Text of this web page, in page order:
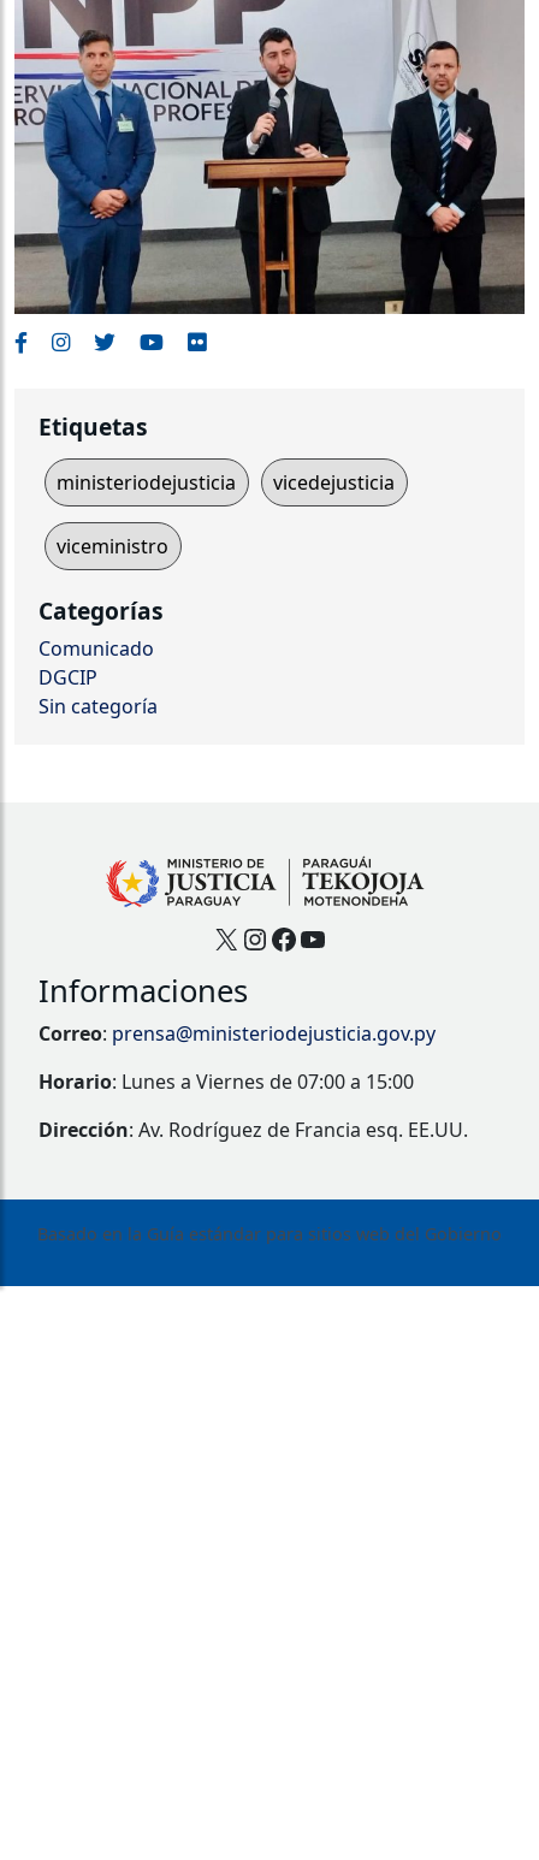
Etiquetas
ministeriodejusticia vicedejusticia
viceministro
Categorías
Comunicado
DGCIP
Sin categoría
X Instagram
Facebook
YouTube
Informaciones
Correo: prensa@ministeriodejusticia.gov.py
Horario: Lunes a Viernes de 07:00 a 15:00
Dirección: Av. Rodríguez de Francia esq. EE.UU.
Basado en la Guía estándar para sitios web del Gobierno